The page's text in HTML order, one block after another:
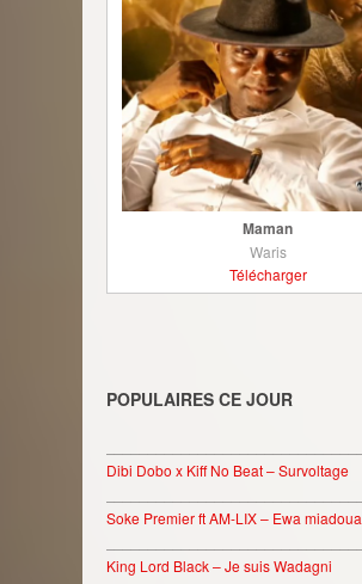
Maman
Waris
Télécharger
POPULAIRES CE JOUR
Dibi Dobo x Kiff No Beat – Survoltage
Soke Premier ft AM-LIX – Ewa miadoua
King Lord Black – Je suis Wadagni